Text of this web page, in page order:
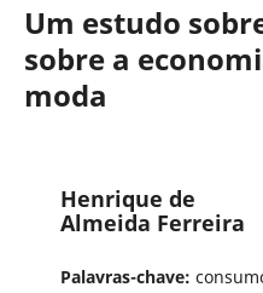
Um estudo
sobre a
moda
Henrique de
Almeida Ferreira
Palavras-chave: